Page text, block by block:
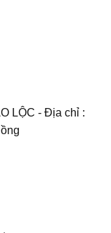
LỘC - Địa chỉ :